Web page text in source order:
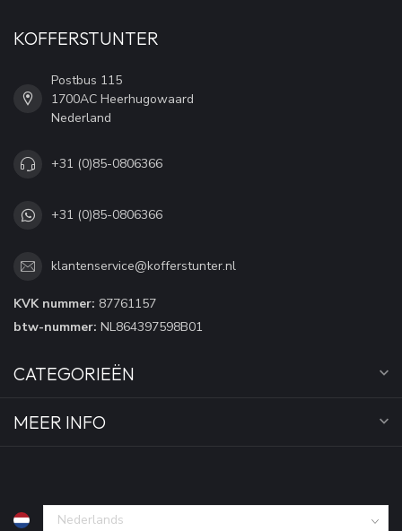
KOFFERSTUNTER
Postbus 115
1700AC Heerhugowaard
Nederland
+31 (0)85-0806366
+31 (0)85-0806366
klantenservice@kofferstunter.nl
KVK nummer: 87761157
btw-nummer: NL864397598B01
CATEGORIEËN
MEER INFO